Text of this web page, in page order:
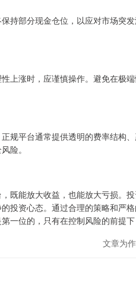
持部分现金仓位，以应对市场突
上涨时，应谨慎操作。避免在极
规平台通常提供透明的费率结构、
险。
既能放大收益，也能放大亏损。
投资心态。通过合理的策略和严
一位的，只有在控制风险的前提下
文章为